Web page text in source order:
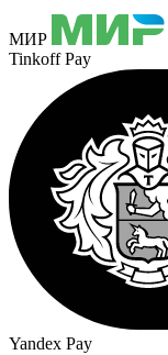
МИР
Tinkoff Pay
Yandex Pay